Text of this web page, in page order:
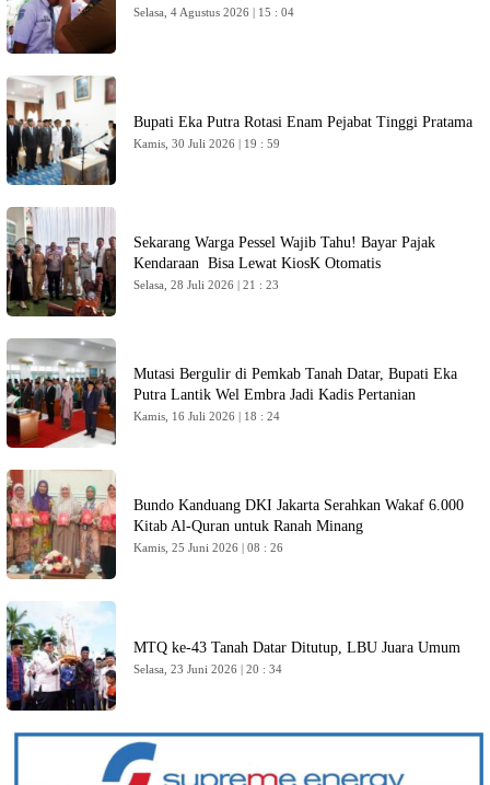
Selasa, 4 Agustus 2026 | 15 : 04
Bupati Eka Putra Rotasi Enam Pejabat Tinggi Pratama
Kamis, 30 Juli 2026 | 19 : 59
Sekarang Warga Pessel Wajib Tahu! Bayar Pajak
Kendaraan Bisa Lewat KiosK Otomatis
Selasa, 28 Juli 2026 | 21 : 23
Mutasi Bergulir di Pemkab Tanah Datar, Bupati Eka
Putra Lantik Wel Embra Jadi Kadis Pertanian
Kamis, 16 Juli 2026 | 18 : 24
Bundo Kanduang DKI Jakarta Serahkan Wakaf 6.000
Kitab Al-Quran untuk Ranah Minang
Kamis, 25 Juni 2026 | 08 : 26
MTQ ke-43 Tanah Datar Ditutup, LBU Juara Umum
Selasa, 23 Juni 2026 | 20 : 34